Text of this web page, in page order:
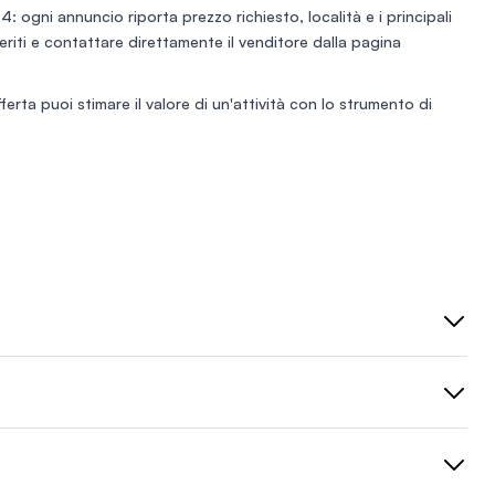
ogni annuncio riporta prezzo richiesto, località e i principali
e contattare direttamente il venditore dalla pagina
puoi stimare il valore di un'attività con lo strumento di